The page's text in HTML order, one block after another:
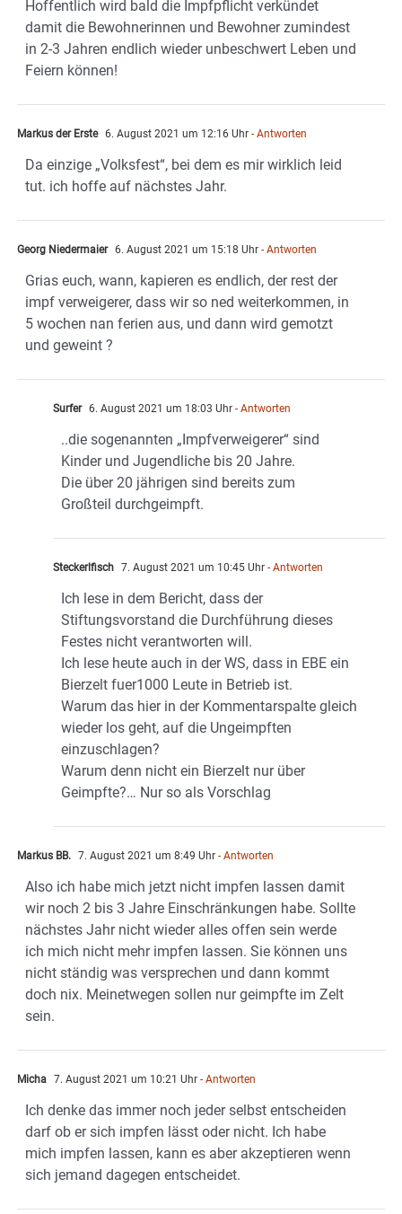
Hoffentlich wird bald die Impfpflicht verkündet
damit die Bewohnerinnen und Bewohner zumindest
in 2-3 Jahren endlich wieder unbeschwert Leben und
Feiern können!
Markus der Erste 6. August 2021 um 12:16 Uhr - Antworten
Da einzige „Volksfest“, bei dem es mir wirklich leid
tut. ich hoffe auf nächstes Jahr.
Georg Niedermaier 6. August 2021 um 15:18 Uhr - Antworten
Grias euch, wann, kapieren es endlich, der rest der
impf verweigerer, dass wir so ned weiterkommen, in
5 wochen nan ferien aus, und dann wird gemotzt
und geweint ?
Surfer 6. August 2021 um 18:03 Uhr - Antworten
..die sogenannten „Impfverweigerer“ sind
Kinder und Jugendliche bis 20 Jahre.
Die über 20 jährigen sind bereits zum
Großteil durchgeimpft.
Steckerlfisch 7. August 2021 um 10:45 Uhr - Antworten
Ich lese in dem Bericht, dass der
Stiftungsvorstand die Durchführung dieses
Festes nicht verantworten will.
Ich lese heute auch in der WS, dass in EBE ein
Bierzelt fuer1000 Leute in Betrieb ist.
Warum das hier in der Kommentarspalte gleich
wieder los geht, auf die Ungeimpften
einzuschlagen?
Warum denn nicht ein Bierzelt nur über
Geimpfte?… Nur so als Vorschlag
Markus BB. 7. August 2021 um 8:49 Uhr - Antworten
Also ich habe mich jetzt nicht impfen lassen damit
wir noch 2 bis 3 Jahre Einschränkungen habe. Sollte
nächstes Jahr nicht wieder alles offen sein werde
ich mich nicht mehr impfen lassen. Sie können uns
nicht ständig was versprechen und dann kommt
doch nix. Meinetwegen sollen nur geimpfte im Zelt
sein.
Micha 7. August 2021 um 10:21 Uhr - Antworten
Ich denke das immer noch jeder selbst entscheiden
darf ob er sich impfen lässt oder nicht. Ich habe
mich impfen lassen, kann es aber akzeptieren wenn
sich jemand dagegen entscheidet.